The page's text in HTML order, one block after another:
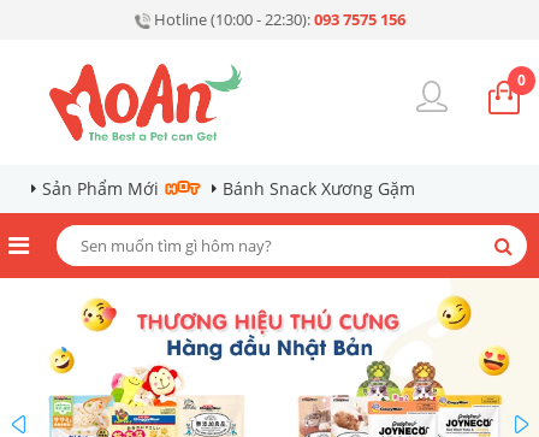
Hotline (10:00 - 22:30):093 7575 156
0
Sản Phẩm Mới Bánh Snack Xương Gặm
prev